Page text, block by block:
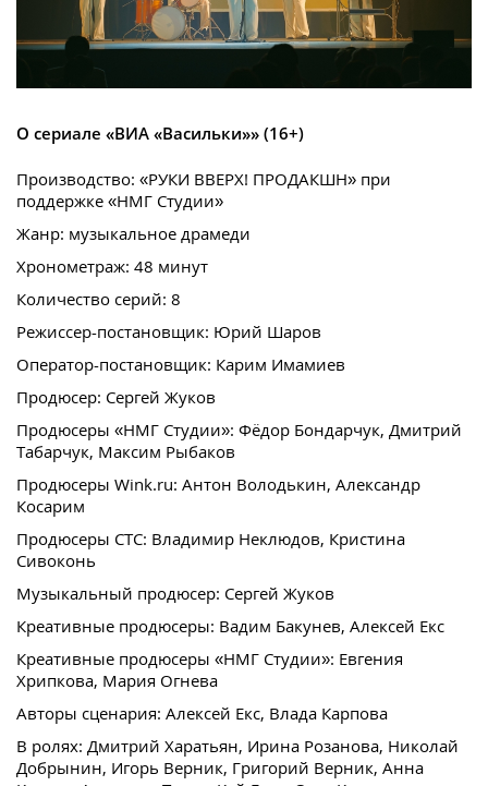
О сериале «ВИА «Васильки»» (16+)
Производство: «РУКИ ВВЕРХ! ПРОДАКШН» при
поддержке «НМГ Студии»
Жанр: музыкальное драмеди
Хронометраж: 48 минут
Количество серий: 8
Режиссер-постановщик: Юрий Шаров
Оператор-постановщик: Карим Имамиев
Продюсер: Сергей Жуков
Продюсеры «НМГ Студии»: Фёдор Бондарчук, Дмитрий
Табарчук, Максим Рыбаков
Продюсеры Wink.ru: Антон Володькин, Александр
Косарим
Продюсеры СТС: Владимир Неклюдов, Кристина
Сивоконь
Музыкальный продюсер: Сергей Жуков
Креативные продюсеры: Вадим Бакунев, Алексей Екс
Креативные продюсеры «НМГ Студии»: Евгения
Хрипкова, Мария Огнева
Авторы сценария: Алексей Екс, Влада Карпова
В ролях: Дмитрий Харатьян, Ирина Розанова, Николай
Добрынин, Игорь Верник, Григорий Верник, Анна